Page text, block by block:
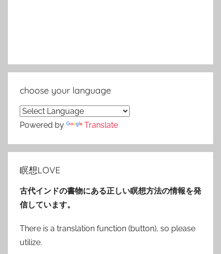
choose your language
Powered by Translate
瞑想LOVE
古代インドの書物にある正しい瞑想方法の情報を発
信しています。
There is a translation function (button), so please
utilize.